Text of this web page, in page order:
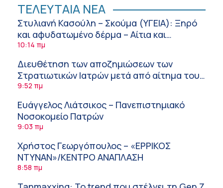
ΤΕΛΕΥΤΑΙΑ ΝΕΑ
Στυλιανή Κασούλη – Σκούμα (ΥΓΕΙΑ): Ξηρό
και αφυδατωμένο δέρμα – Αίτια και
αντιμετώπιση
10:14 πμ
Διευθέτηση των αποζημιώσεων των
Στρατιωτικών Ιατρών μετά από αίτημα του
ΙΣΑ
9:52 πμ
Ευάγγελος Λιάτσικος – Πανεπιστημιακό
Νοσοκομείο Πατρών
9:03 πμ
Χρήστος Γεωργόπουλος – «ΕΡΡΙΚΟΣ
ΝΤΥΝΑΝ»/ΚΕΝΤΡΟ ΑΝΑΠΛΑΣΗ
8:58 πμ